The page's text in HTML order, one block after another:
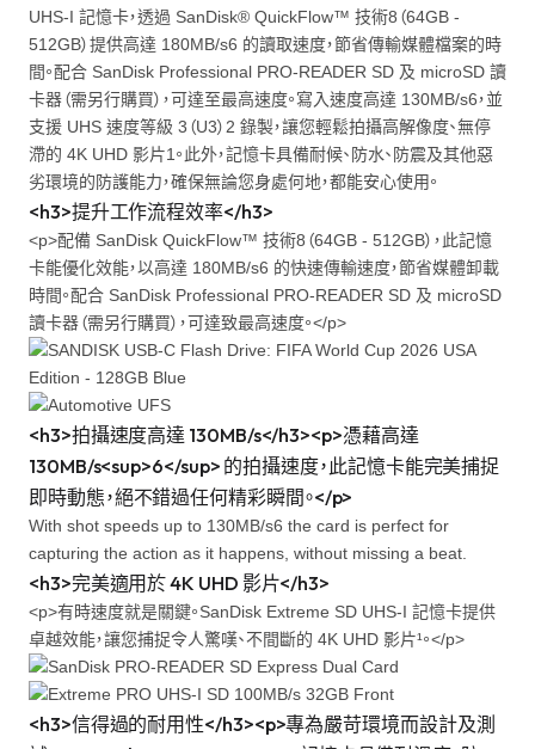
UHS-I 記憶卡，透過 SanDisk® QuickFlow™ 技術8（64GB -
512GB）提供高達 180MB/s6 的讀取速度，節省傳輸媒體檔案的時
間。配合 SanDisk Professional PRO-READER SD 及 microSD 讀
卡器（需另行購買），可達至最高速度。寫入速度高達 130MB/s6，並
支援 UHS 速度等級 3（U3）2 錄製，讓您輕鬆拍攝高解像度、無停
滯的 4K UHD 影片1。此外，記憶卡具備耐候、防水、防震及其他惡
劣環境的防護能力，確保無論您身處何地，都能安心使用。
<h3>提升工作流程效率</h3>
<p>配備 SanDisk QuickFlow™ 技術8（64GB - 512GB），此記憶
卡能優化效能，以高達 180MB/s6 的快速傳輸速度，節省媒體卸載
時間。配合 SanDisk Professional PRO-READER SD 及 microSD
讀卡器（需另行購買），可達致最高速度。</p>
<h3>拍攝速度高達 130MB/s</h3><p>憑藉高達
130MB/s<sup>6</sup> 的拍攝速度，此記憶卡能完美捕捉
即時動態，絕不錯過任何精彩瞬間。</p>
With shot speeds up to 130MB/s6 the card is perfect for
capturing the action as it happens, without missing a beat.
<h3>完美適用於 4K UHD 影片</h3>
<p>有時速度就是關鍵。SanDisk Extreme SD UHS-I 記憶卡提供
卓越效能，讓您捕捉令人驚嘆、不間斷的 4K UHD 影片¹。</p>
<h3>信得過的耐用性</h3><p>專為嚴苛環境而設計及測